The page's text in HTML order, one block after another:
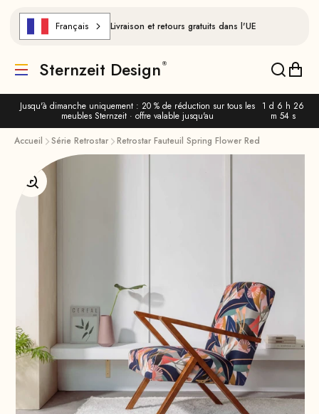
Jusqu'à dimanche uniquement : 20 % de réduction sur tous les
meubles Sternzeit · offre valable jusqu'au
1 d 6 h 26
m 53 s
Français Livraison et retours gratuits dans l'UE
Traduction manquante : de.header.general.menu
Sternzeit Design
Accueil Série Retrostar Retrostar Fauteuil Spring Flower Red
Agrandir l'image